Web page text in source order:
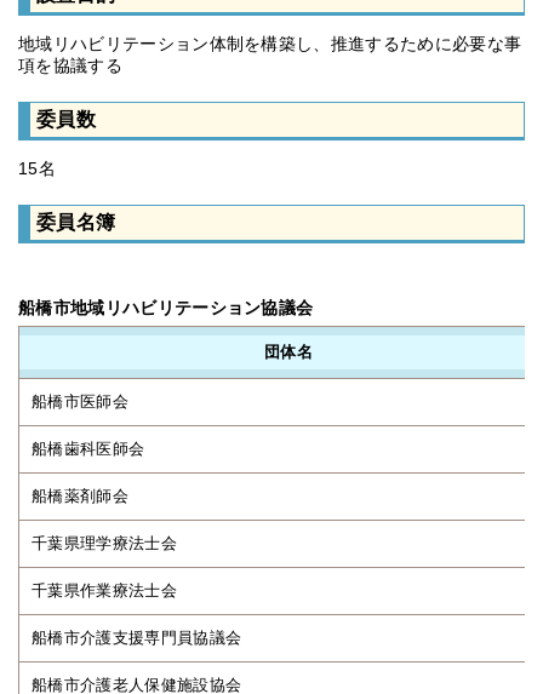
地域リハビリテーション体制を構築し、推進するために必要な事
項を協議する
委員数
15名
委員名簿
船橋市地域リハビリテーション協議会
団体名
船橋市医師会
船橋歯科医師会
船橋薬剤師会
千葉県理学療法士会
千葉県作業療法士会
船橋市介護支援専門員協議会
船橋市介護老人保健施設協会